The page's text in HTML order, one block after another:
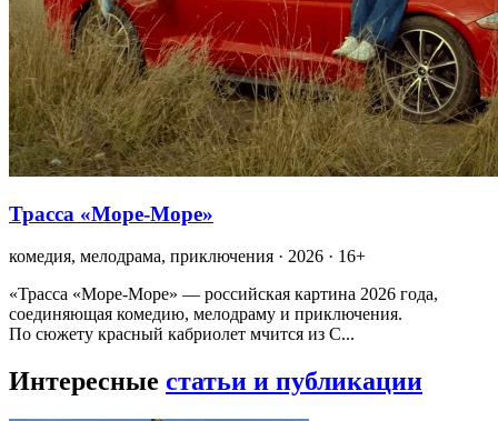
Трасса «Море-Море»
комедия, мелодрама, приключения · 2026 · 16+
«Трасса «Море-Море» — российская картина 2026 года,
соединяющая комедию, мелодраму и приключения.
По сюжету красный кабриолет мчится из С...
Интересные статьи и публикации